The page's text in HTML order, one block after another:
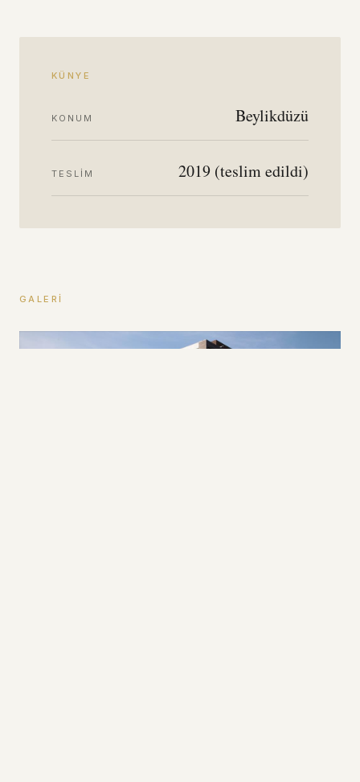
KÜNYE
KONUM Beylikdüzü
TESLIM 2019 (teslim edildi)
GALERI